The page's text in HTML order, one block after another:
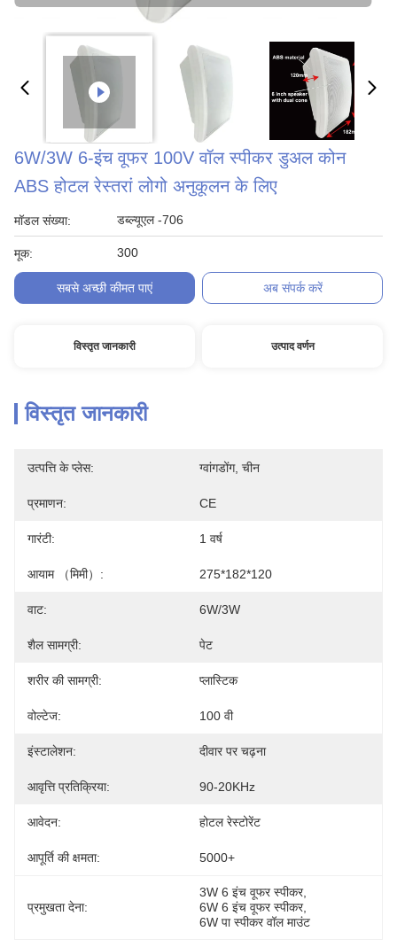
6W/3W 6-इंच वूफर 100V वॉल स्पीकर डुअल कोन
ABS होटल रेस्तरां लोगो अनुकूलन के लिए
मॉडल संख्या: डब्ल्यूएल -706
मूक: 300
सबसे अच्छी कीमत पाएं अब संपर्क करें
विस्तृत जानकारी उत्पाद वर्णन
विस्तृत जानकारी
उत्पत्ति के प्लेस: ग्वांगडोंग, चीन
प्रमाणन: CE
गारंटी: 1 वर्ष
आयाम （मिमी）: 275*182*120
वाट: 6W/3W
शैल सामग्री: पेट
शरीर की सामग्री: प्लास्टिक
वोल्टेज: 100 वी
इंस्टालेशन: दीवार पर चढ़ना
आवृत्ति प्रतिक्रिया: 90-20KHz
आवेदन: होटल रेस्टोरेंट
आपूर्ति की क्षमता: 5000+
प्रमुखता देना:
3W 6 इंच वूफर स्पीकर,
6W 6 इंच वूफर स्पीकर,
6W पा स्पीकर वॉल माउंट